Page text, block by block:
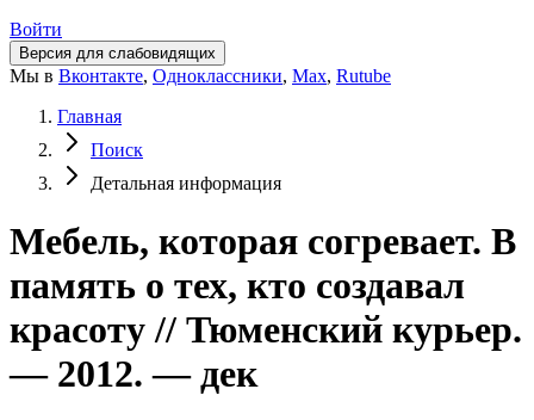
Войти
Версия для слабовидящих
Мы в Вконтакте, Одноклассники, Max, Rutube
Главная
Поиск
Детальная информация
Мебель, которая согревает. В
память о тех, кто создавал
красоту // Тюменский курьер.
— 2012. — дек